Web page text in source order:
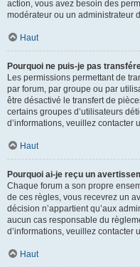
action, vous avez besoin des
modérateur ou un administrateur
Haut
Pourquoi ne puis-je pas
Les permissions permettant de
par forum, par groupe ou par
être désactivé le transfert de
certains groupes d’utilisateurs
d’informations, veuillez contacter
Haut
Pourquoi ai-je reçu un
Chaque forum a son propre
de ces règles, vous recevrez un
décision n’appartient qu’aux
aucun cas responsable du
d’informations, veuillez contacter
Haut